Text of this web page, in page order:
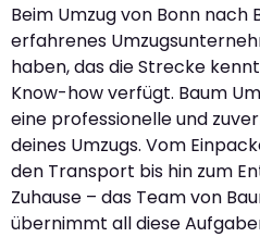
Beim Umzug von Bonn nach
erfahrenes
haben, das die Strecke
Know-how verfügt. Baum
eine professionelle und
deines Umzugs. Vom
den Transport bis hin zum
Zuhause – das Team von
übernimmt all diese